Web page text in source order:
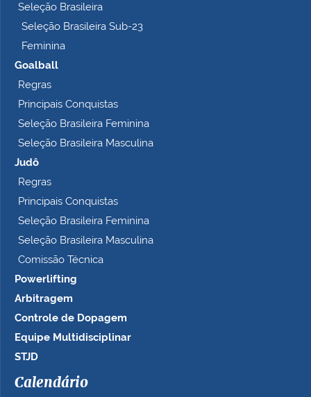
Seleção Brasileira
Seleção Brasileira Sub-23
Feminina
Goalball
Regras
Principais Conquistas
Seleção Brasileira Feminina
Seleção Brasileira Masculina
Judô
Regras
Principais Conquistas
Seleção Brasileira Feminina
Seleção Brasileira Masculina
Comissão Técnica
Powerlifting
Arbitragem
Controle de Dopagem
Equipe Multidisciplinar
STJD
Calendário